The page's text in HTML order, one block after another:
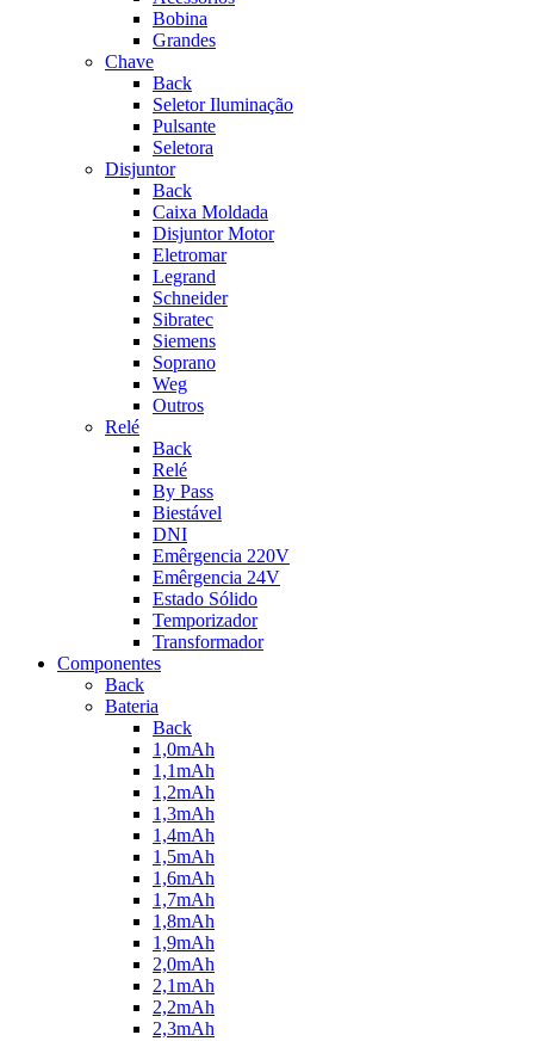
Bobina
Grandes
Chave
Back
Seletor Iluminação
Pulsante
Seletora
Disjuntor
Back
Caixa Moldada
Disjuntor Motor
Eletromar
Legrand
Schneider
Sibratec
Siemens
Soprano
Weg
Outros
Relé
Back
Relé
By Pass
Biestável
DNI
Emêrgencia 220V
Emêrgencia 24V
Estado Sólido
Temporizador
Transformador
Componentes
Back
Bateria
Back
1,0mAh
1,1mAh
1,2mAh
1,3mAh
1,4mAh
1,5mAh
1,6mAh
1,7mAh
1,8mAh
1,9mAh
2,0mAh
2,1mAh
2,2mAh
2,3mAh